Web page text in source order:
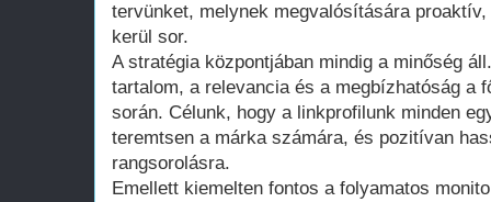
tervünket, melynek megvalósítására
kerül sor.
A stratégia központjában mindig a minőség
tartalom, a relevancia és a megbízhatóság a
során. Célunk, hogy a linkprofilunk minden
teremtsen a márka számára, és pozitívan
rangsorolásra.
Emellett kiemelten fontos a folyamatos